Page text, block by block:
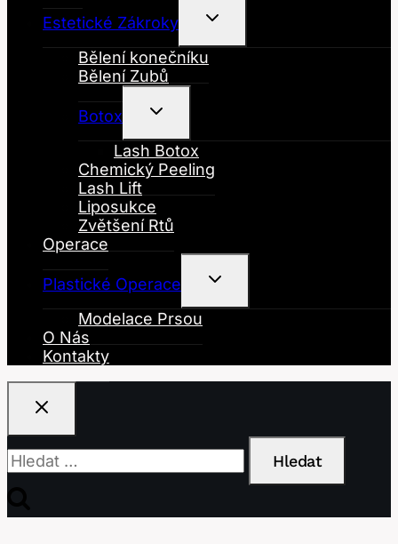
Estetické Zákroky
Toggle
Menu
Bělení konečníku
Bělení Zubů
Botox
Toggle
Menu
Lash Botox
Chemický Peeling
Lash Lift
Liposukce
Zvětšení Rtů
Operace
Plastické Operace
Toggle
Menu
Modelace Prsou
O Nás
Kontakty
Vyhledávání